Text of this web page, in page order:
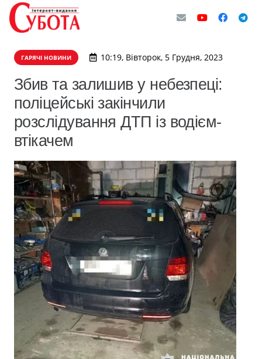
ГАРЯЧІ НОВИНИ 10:19, Вівторок, 5 Грудня, 2023
Збив та залишив у небезпеці:
поліцейські закінчили
розслідування ДТП із водієм-
втікачем